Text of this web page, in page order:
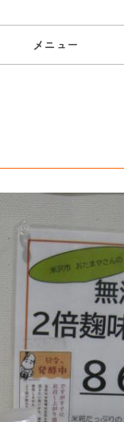
メニュー